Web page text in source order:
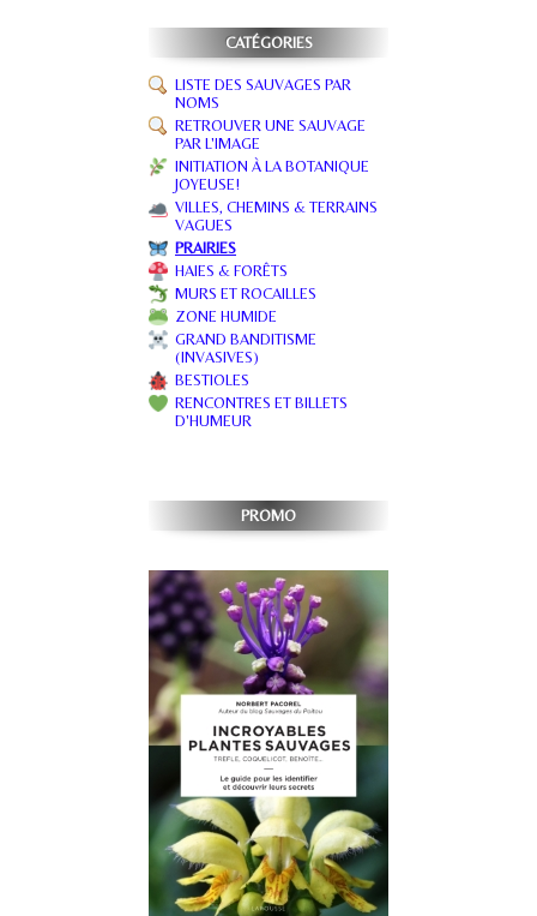
CATÉGORIES
LISTE DES SAUVAGES PAR
NOMS
RETROUVER UNE SAUVAGE
PAR L'IMAGE
INITIATION À LA BOTANIQUE
JOYEUSE!
VILLES, CHEMINS & TERRAINS
VAGUES
PRAIRIES
HAIES & FORÊTS
MURS ET ROCAILLES
ZONE HUMIDE
GRAND BANDITISME
(INVASIVES)
BESTIOLES
RENCONTRES ET BILLETS
D'HUMEUR
PROMO